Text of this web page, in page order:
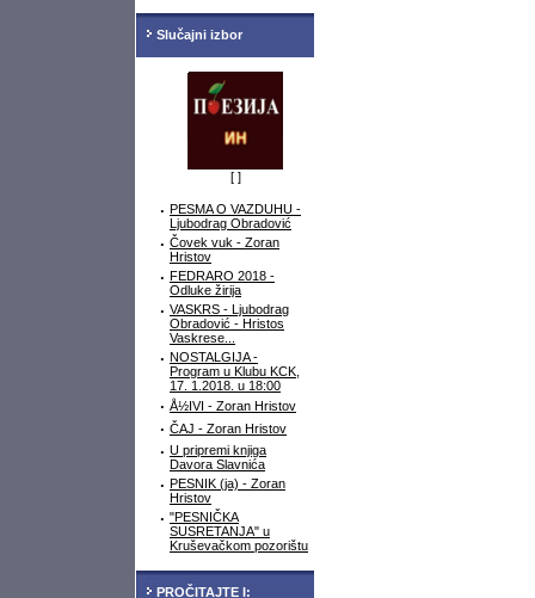
Slučajni izbor
[ ]
· PESMA O VAZDUHU -
Ljubodrag Obradović
· Čovek vuk - Zoran
Hristov
· FEDRARO 2018 -
Odluke žirija
· VASKRS - Ljubodrag
Obradović - Hristos
Vaskrese...
· NOSTALGIJA -
Program u Klubu KCK,
17. 1.2018. u 18:00
· Å½IVI - Zoran Hristov
· ČAJ - Zoran Hristov
· U pripremi knjiga
Davora Slavnića
· PESNIK (ja) - Zoran
Hristov
· "PESNIČKA
SUSRETANJA" u
Kruševačkom pozorištu
PROČITAJTE I: